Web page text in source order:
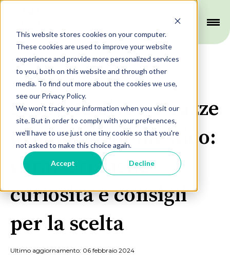
This website stores cookies on your computer.
These cookies are used to improve your website
experience and provide more personalized services
to you, both on this website and through other
media. To find out more about the cookies we use,
see our Privacy Policy.
We won't track your information when you visit our
site. But in order to comply with your preferences,
we'll have to use just one tiny cookie so that you're
not asked to make this choice again.
Accept Decline
Adozione
Scopri le diverse razze
di coniglio domestico:
caratteristiche,
curiosità e consigli
per la scelta
Ultimo aggiornamento: 06 febbraio 2024